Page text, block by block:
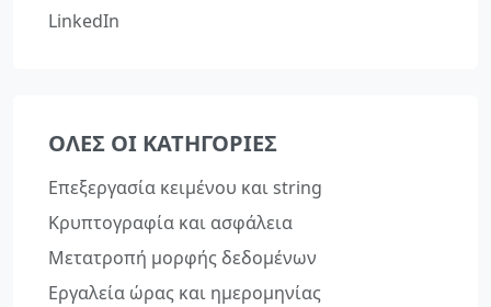
LinkedIn
ΌΛΕΣ ΟΙ ΚΑΤΗΓΟΡΊΕΣ
Επεξεργασία κειμένου και string
Κρυπτογραφία και ασφάλεια
Μετατροπή μορφής δεδομένων
Εργαλεία ώρας και ημερομηνίας